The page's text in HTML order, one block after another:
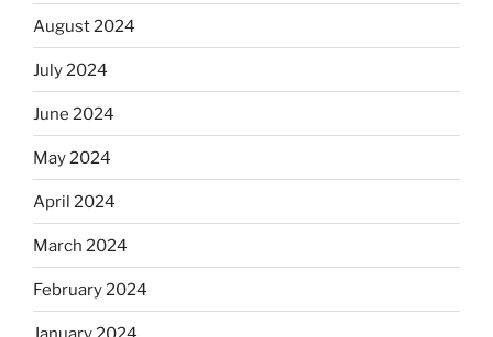
August 2024
July 2024
June 2024
May 2024
April 2024
March 2024
February 2024